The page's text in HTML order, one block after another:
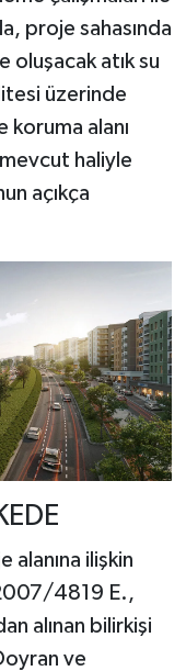
proje sahasında
oluşacak atık su
üzerinde
koruma alanı
mevcut haliyle
açıkça
alanına ilişkin
4819 E.,
alınan bilirkişi
ve